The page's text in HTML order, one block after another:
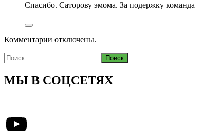
Спасибо. Саторову эмома. За подержку команда
Комментарии отключены.
Найти:
МЫ В СОЦСЕТЯХ
YouTube